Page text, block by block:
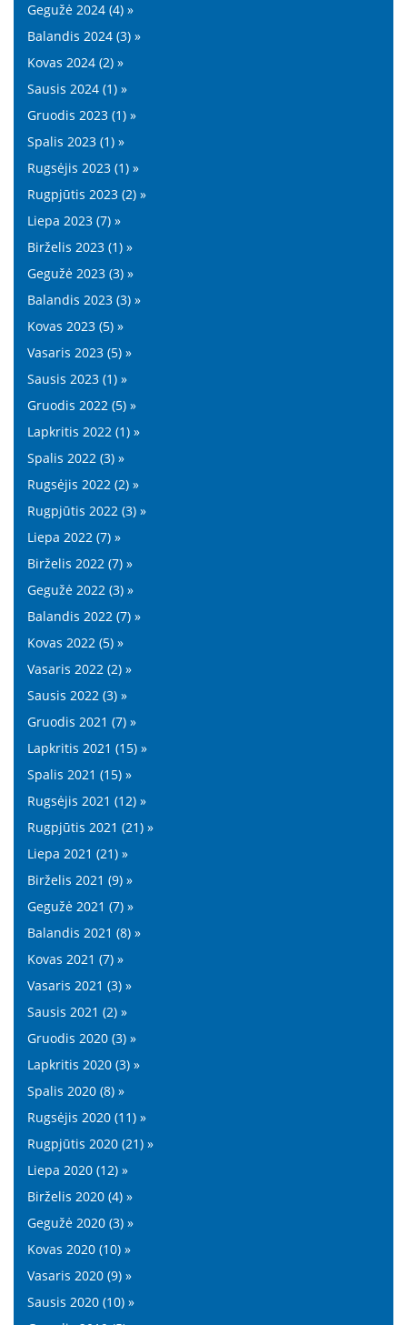
Gegužė 2024 (4) »
Balandis 2024 (3) »
Kovas 2024 (2) »
Sausis 2024 (1) »
Gruodis 2023 (1) »
Spalis 2023 (1) »
Rugsėjis 2023 (1) »
Rugpjūtis 2023 (2) »
Liepa 2023 (7) »
Birželis 2023 (1) »
Gegužė 2023 (3) »
Balandis 2023 (3) »
Kovas 2023 (5) »
Vasaris 2023 (5) »
Sausis 2023 (1) »
Gruodis 2022 (5) »
Lapkritis 2022 (1) »
Spalis 2022 (3) »
Rugsėjis 2022 (2) »
Rugpjūtis 2022 (3) »
Liepa 2022 (7) »
Birželis 2022 (7) »
Gegužė 2022 (3) »
Balandis 2022 (7) »
Kovas 2022 (5) »
Vasaris 2022 (2) »
Sausis 2022 (3) »
Gruodis 2021 (7) »
Lapkritis 2021 (15) »
Spalis 2021 (15) »
Rugsėjis 2021 (12) »
Rugpjūtis 2021 (21) »
Liepa 2021 (21) »
Birželis 2021 (9) »
Gegužė 2021 (7) »
Balandis 2021 (8) »
Kovas 2021 (7) »
Vasaris 2021 (3) »
Sausis 2021 (2) »
Gruodis 2020 (3) »
Lapkritis 2020 (3) »
Spalis 2020 (8) »
Rugsėjis 2020 (11) »
Rugpjūtis 2020 (21) »
Liepa 2020 (12) »
Birželis 2020 (4) »
Gegužė 2020 (3) »
Kovas 2020 (10) »
Vasaris 2020 (9) »
Sausis 2020 (10) »